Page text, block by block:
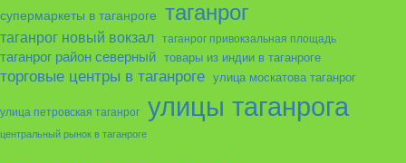
супермаркеты в таганроге таганрог
таганрог новый вокзал таганрог привокзальная площадь
таганрог район северный товары из индии в таганроге
торговые центры в таганроге улица москатова таганрог
улица петровская таганрог улицы таганрога
центральный рынок в таганроге